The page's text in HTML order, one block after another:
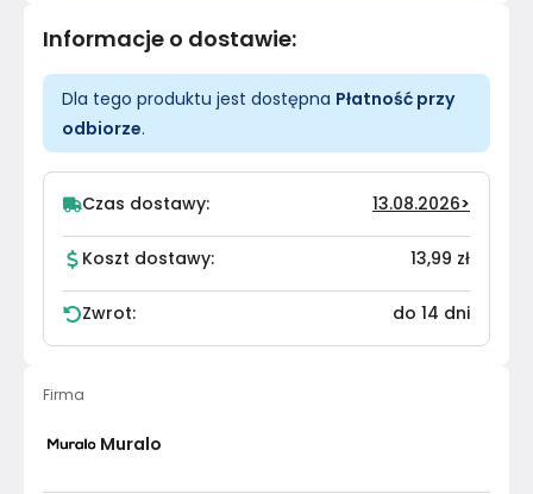
Informacje o dostawie:
Dla tego produktu jest dostępna Płatność przy
odbiorze.
Czas dostawy: 13.08.2026>
Koszt dostawy: 13,99 zł
Zwrot: do 14 dni
Firma
Muralo